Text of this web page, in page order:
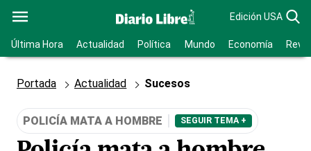
Edición USA
Última Hora Actualidad Política Mundo Economía
Portada Actualidad Sucesos
POLICÍA MATA A HOMBRE SEGUIR TEMA +